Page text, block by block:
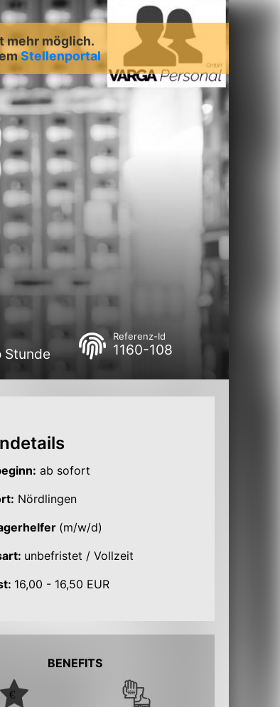
mehr möglich.
Stellenportal
Stunde
Referenz-Id
1160-108
ab sofort
Nördlingen
(m/w/d)
unbefristet / Vollzeit
16,00 - 16,50 EUR
BENEFITS